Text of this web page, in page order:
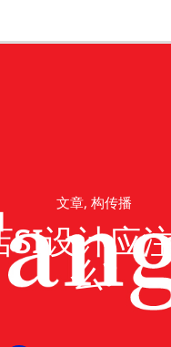
文章, 构传播
SI设计应
么?